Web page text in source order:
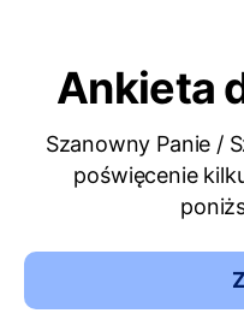
Ankieta
Szanowny Panie /
poświęcenie